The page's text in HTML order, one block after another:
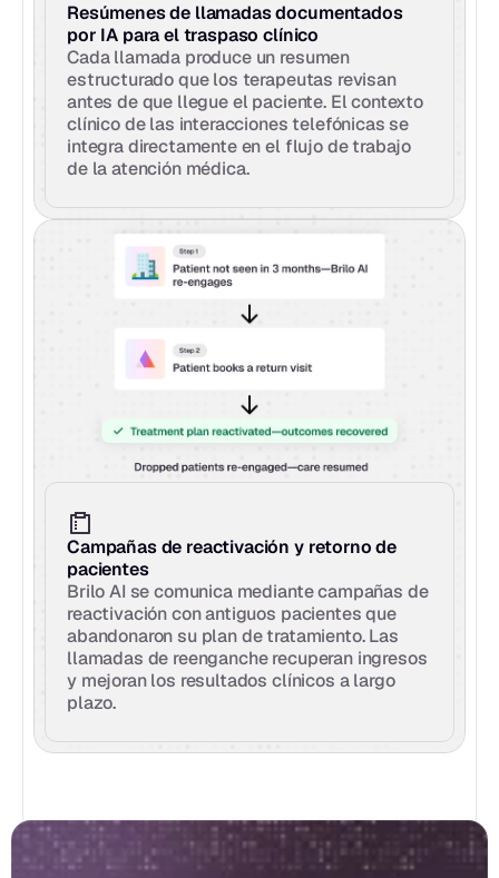
Resúmenes de llamadas documentados
por IA para el traspaso clínico
Cada llamada produce un resumen
estructurado que los terapeutas revisan
antes de que llegue el paciente. El contexto
clínico de las interacciones telefónicas se
integra directamente en el flujo de trabajo
de la atención médica.
Campañas de reactivación y retorno de
pacientes
Brilo AI se comunica mediante campañas de
reactivación con antiguos pacientes que
abandonaron su plan de tratamiento. Las
llamadas de reenganche recuperan ingresos
y mejoran los resultados clínicos a largo
plazo.